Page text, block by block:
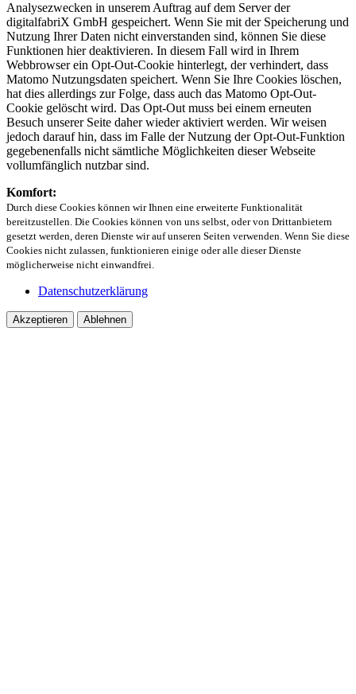
Analysezwecken in unserem Auftrag auf dem Server der
digitalfabriX GmbH gespeichert. Wenn Sie mit der Speicherung und
Nutzung Ihrer Daten nicht einverstanden sind, können Sie diese
Funktionen hier deaktivieren. In diesem Fall wird in Ihrem
Webbrowser ein Opt-Out-Cookie hinterlegt, der verhindert, dass
Matomo Nutzungsdaten speichert. Wenn Sie Ihre Cookies löschen,
hat dies allerdings zur Folge, dass auch das Matomo Opt-Out-
Cookie gelöscht wird. Das Opt-Out muss bei einem erneuten
Besuch unserer Seite daher wieder aktiviert werden. Wir weisen
jedoch darauf hin, dass im Falle der Nutzung der Opt-Out-Funktion
gegebenenfalls nicht sämtliche Möglichkeiten dieser Webseite
vollumfänglich nutzbar sind.
Komfort:
Durch diese Cookies können wir Ihnen eine erweiterte Funktionalität
bereitzustellen. Die Cookies können von uns selbst, oder von Drittanbietern
gesetzt werden, deren Dienste wir auf unseren Seiten verwenden. Wenn Sie diese
Cookies nicht zulassen, funktionieren einige oder alle dieser Dienste
möglicherweise nicht einwandfrei.
Datenschutzerklärung
Akzeptieren Ablehnen